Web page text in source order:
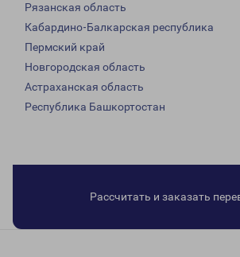
Рязанская область
Кабардино-Балкарская республика
Пермский край
Новгородская область
Астраханская область
Республика Башкортостан
Рассчитать и заказать